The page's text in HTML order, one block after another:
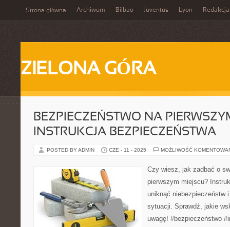
Strona główna Archiwum Bilbao Juventus Lyon Redakcja
ZIELONA GÓRA
BEZPIECZEŃSTWO NA
INSTRUKCJA BEZPIECZEŃSTWA
POSTED BY ADMIN CZE - 11 - 2025 MOŻLIWOŚĆ
Czy wiesz, jak zadbać o
pierwszym miejscu?
uniknąć niebezpieczeństw
sytuacji. Sprawdź, jakie
uwagę! #bezpieczeństwo